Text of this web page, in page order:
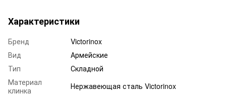
Характеристики
Бренд
Victorinox
Вид
Армейские
Тип
Складной
Материал
клинка
Нержавеющая сталь Victorinox